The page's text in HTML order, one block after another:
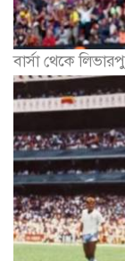
বার্সা থেকে